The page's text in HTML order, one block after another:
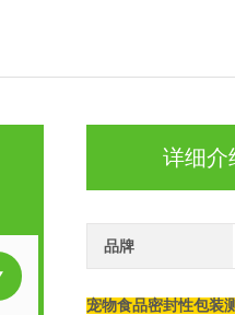
详细介
品牌
宠物食品密封性包装